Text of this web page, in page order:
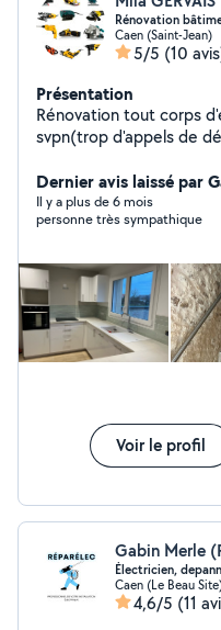
Rénovation
Caen (Saint-Jean)
5/5 (10
Présentation
Rénovation tout corps d'état. 1er Contact
svpn(trop d'appels de
Carrelages, faïences,
peintures, montage
parquet bois ou
et de qualité. Rénovation murs en pierres, jointements
murs pierres, piquage
capillaires.
Dernier avis laissé par
Il y a plus de 6 mois
personne très sympathique
Voir le profil
Gabin Merle
Électricien,
Caen (Le Beau
4,6/5 (11